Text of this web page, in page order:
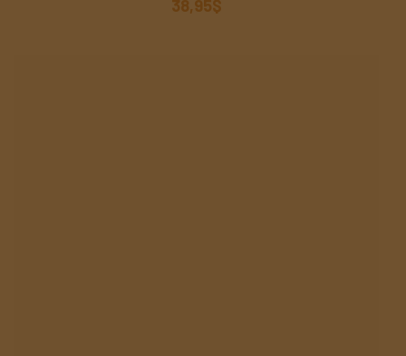
38,95$